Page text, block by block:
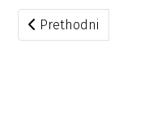
Prethodni članak:
Prethodni